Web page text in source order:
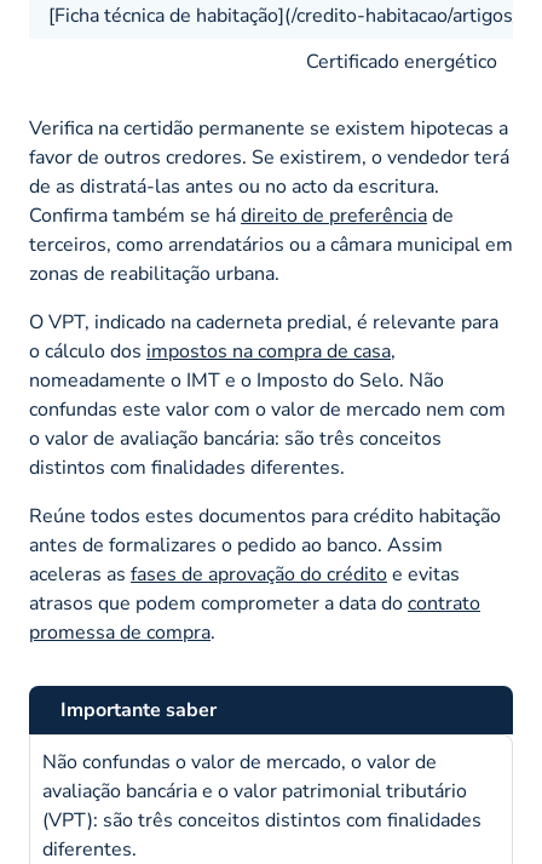
[Ficha técnica de habitação](/credito-habitacao/artigos/
Certificado energético
Verifica na certidão permanente se existem hipotecas a
favor de outros credores. Se existirem, o vendedor terá
de as distratá-las antes ou no acto da escritura.
Confirma também se hádireito de preferênciade
terceiros, como arrendatários ou a câmara municipal em
zonas de reabilitação urbana.
O VPT, indicado na caderneta predial, é relevante para
o cálculo dos impostos na compra de casa,
nomeadamente o IMT e o Imposto do Selo. Não
confundas este valor com o valor de mercado nem com
o valor de avaliação bancária: são três conceitos
distintos com finalidades diferentes.
Reúne todos estes documentos para crédito habitação
antes de formalizares o pedido ao banco. Assim
aceleras as fases de aprovação do créditoe evitas
atrasos que podem comprometer a data docontrato
promessa de compra.
Importante saber
Não confundas o valor de mercado, o valor de
avaliação bancária e o valor patrimonial tributário
(VPT): são três conceitos distintos com finalidades
diferentes.